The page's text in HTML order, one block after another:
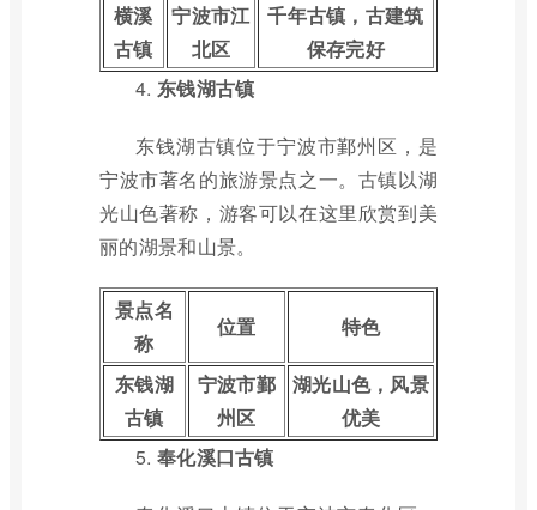
横溪
古镇
宁波市江
北区
千年古镇，古建筑
保存完好
4. 东钱湖古镇
东钱湖古镇位于宁波市鄞州区，是
宁波市著名的旅游景点之一。古镇以湖
光山色著称，游客可以在这里欣赏到美
丽的湖景和山景。
景点名
称
位置 特色
东钱湖
古镇
宁波市鄞
州区
湖光山色，风景
优美
5. 奉化溪口古镇